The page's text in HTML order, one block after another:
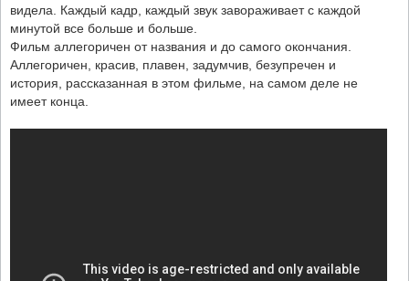
видела. Каждый кадр, каждый звук завораживает с каждой
минутой все больше и больше.
Фильм аллегоричен от названия и до самого окончания.
Аллегоричен, красив, плавен, задумчив, безупречен и
история, рассказанная в этом фильме, на самом деле не
имеет конца.